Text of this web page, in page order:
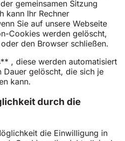
gemeinsamen Sitzung
kann Ihr Rechner
Sie auf unsere Webseite
Cookies werden gelöscht,
den Browser schließen.
, diese werden automatisiert
Dauer gelöscht, die sich je
kann.
durch die
die Einwilligung in